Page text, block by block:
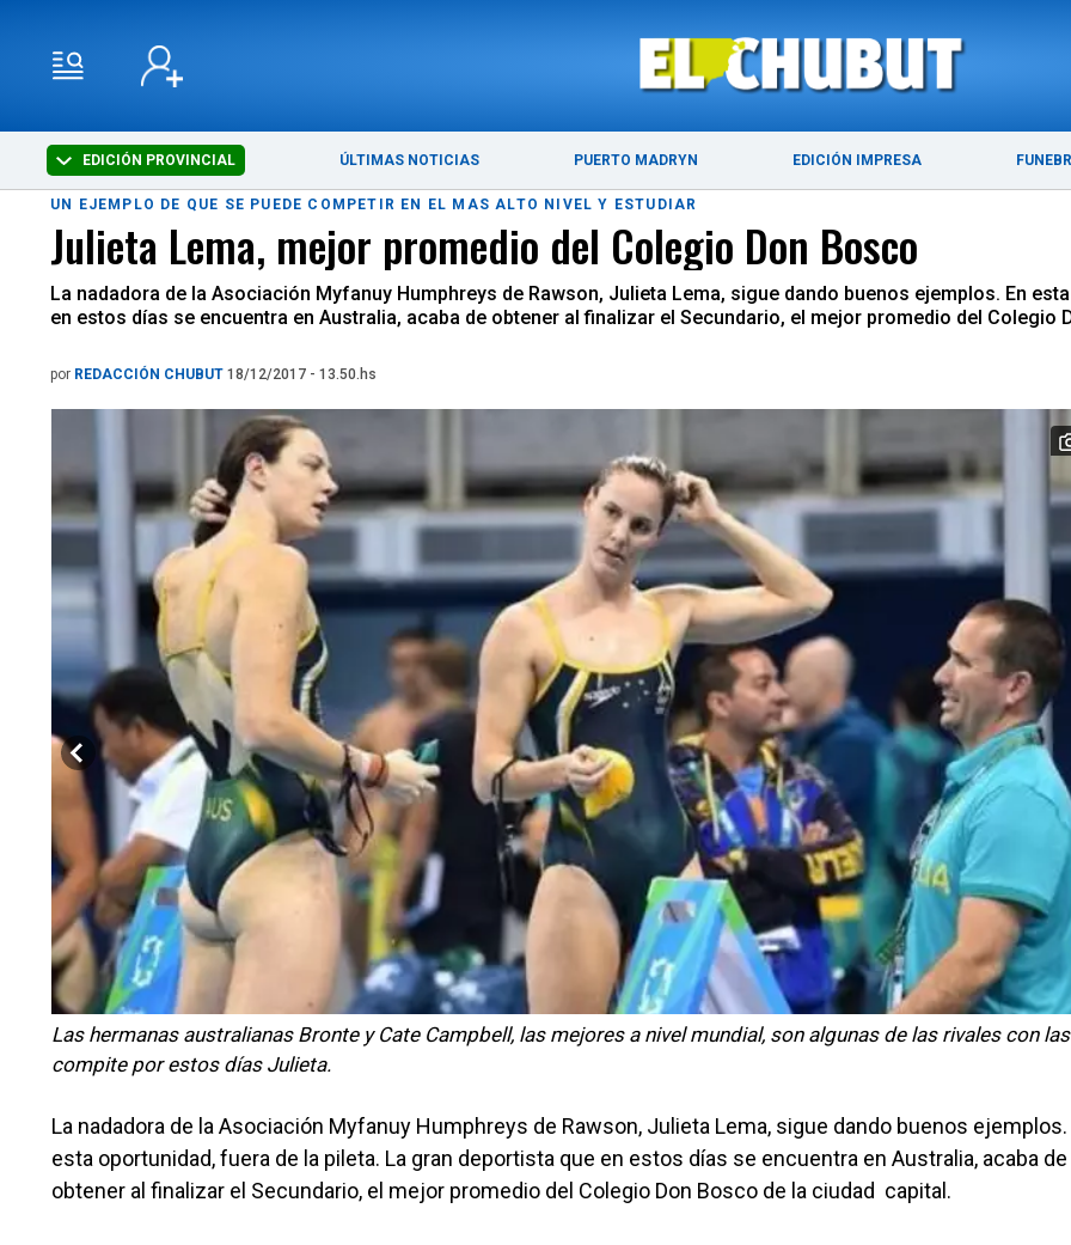
EDICIÓN PROVINCIAL ÚLTIMAS NOTICIAS PUERTO MADRYN EDICIÓN IMPRESA
ÚLTIMAS NOTICIAS PUERTO MADRYN
UN EJEMPLO DE QUE SE PUEDE COMPETIR EN EL MAS ALTO NIVEL Y ESTUDIAR
Julieta Lema, mejor promedio del Colegio Don Bosco
La nadadora de la Asociación Myfanuy Humphreys de Rawson, Julieta Lema, sigue dando buenos ejemplos. En
en estos días se encuentra en Australia, acaba de obtener al finalizar el Secundario, el mejor promedio del Colegio
por REDACCIÓN CHUBUT 18/12/2017 - 13.50.hs
Las hermanas australianas Bronte y Cate Campbell, las mejores a nivel mundial, son algunas de las rivales con
compite por estos días Julieta.
La nadadora de la Asociación Myfanuy Humphreys de Rawson, Julieta Lema, sigue dando buenos ejemplos.
esta oportunidad, fuera de la pileta. La gran deportista que en estos días se encuentra en Australia, acaba de
obtener al finalizar el Secundario, el mejor promedio del Colegio Don Bosco de la ciudad capital.